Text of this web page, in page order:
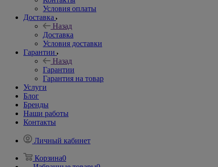
Условия оплаты
Доставка
Назад
Доставка
Условия доставки
Гарантии
Назад
Гарантии
Гарантия на товар
Услуги
Блог
Бренды
Наши работы
Контакты
Личный кабинет
Корзина0